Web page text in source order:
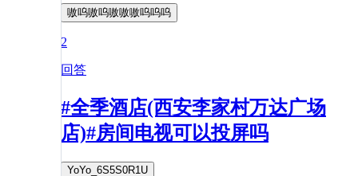
嗷呜嗷呜嗷嗷嗷呜呜呜
2
回答
#全季酒店(西安李家村万达广场
店)#房间电视可以投屏吗
YoYo_6S5S0R1U